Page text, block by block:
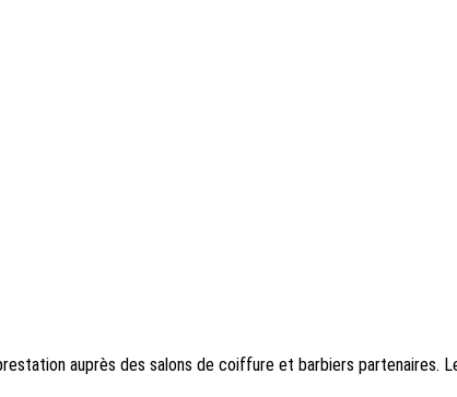
auprès des salons de coiffure et barbiers partenaires.